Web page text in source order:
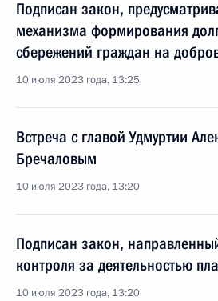
Подписан закон,
механизма формирования
сбережений граждан на
10 июля 2023 года, 13:25
Встреча с главой Удмуртии
Бречаловым
10 июля 2023 года, 13:20
Подписан закон,
контроля за деятельностью
10 июля 2023 года, 13:20